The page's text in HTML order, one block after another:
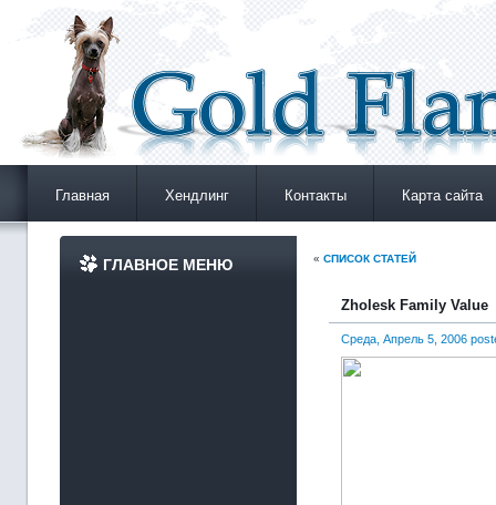
Главная Хендлинг Контакты Карта сайта
ГЛАВНОЕ МЕНЮ « СПИСОК СТАТЕЙ
Zholesk Family Value
Среда, Апрель 5, 2006